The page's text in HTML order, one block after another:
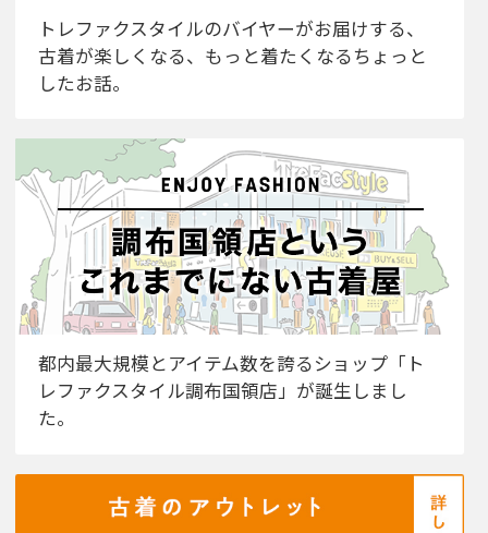
トレファクスタイルのバイヤーがお届けする、
古着が楽しくなる、もっと着たくなるちょっと
したお話。
都内最大規模とアイテム数を誇るショップ「ト
レファクスタイル調布国領店」が誕生しまし
た。